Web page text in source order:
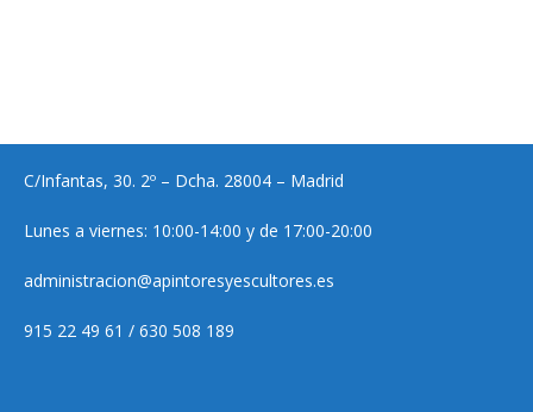
C/Infantas, 30. 2º – Dcha. 28004 – Madrid
Lunes a viernes: 10:00-14:00 y de 17:00-20:00
administracion@apintoresyescultores.es
915 22 49 61 / 630 508 189